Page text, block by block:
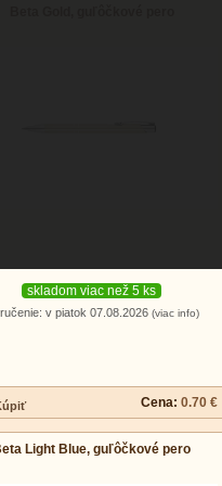
skladom viac než 5 ks
v piatok 07.08.2026 (viac info)
Cena: 0.70 €
Light Blue, guľôčkové pero